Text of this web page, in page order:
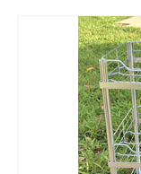
Giá Kệ
Kệ Góc
Kệ Inox
Phụ Kiện
Phụ Kiện